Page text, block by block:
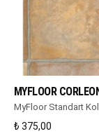
MYFLOOR
MyFloor Standart
₺ 375,00